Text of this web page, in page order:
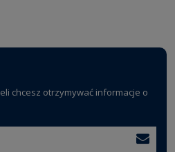
chcesz otrzymywać informacje o